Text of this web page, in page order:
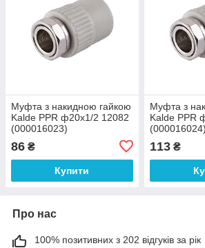
Муфта з накидною гайкою
Kalde PPR ф20х1/2 12082
(000016023)
86 ₴
Купити
Муфта з
Kalde PPR
(000016024)
113₴
Про нас
100% позитивних з 202 відгуків за рік